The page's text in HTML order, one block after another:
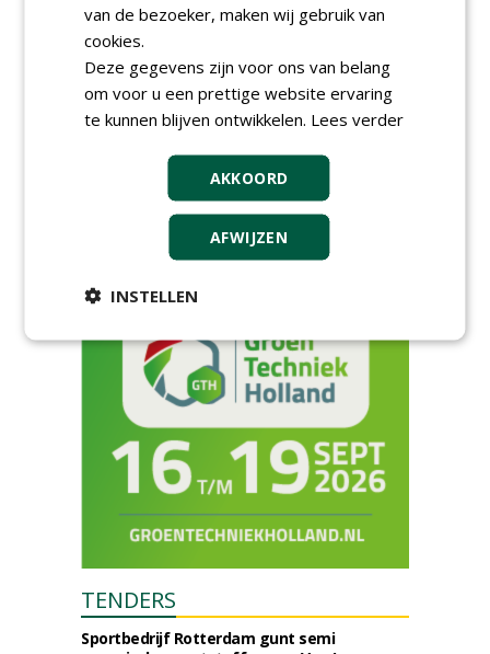
AGENDA
HAS start nieuwe opleiding
Hoofdgreenkeeper
donderdag 24 september 2026
woensdag 2 december
woensdag 2 december 2026
European Greenkeeping
Summit 2027
dinsdag 2 februari 2027
TENDERS
Sportbedrijf Rotterdam gunt semi
van de bezoeker, maken wij gebruik van
cookies.
Deze gegevens zijn voor ons van belang
om voor u een prettige website ervaring
te kunnen blijven ontwikkelen. Lees verder
AKKOORD
AFWIJZEN
INSTELLEN